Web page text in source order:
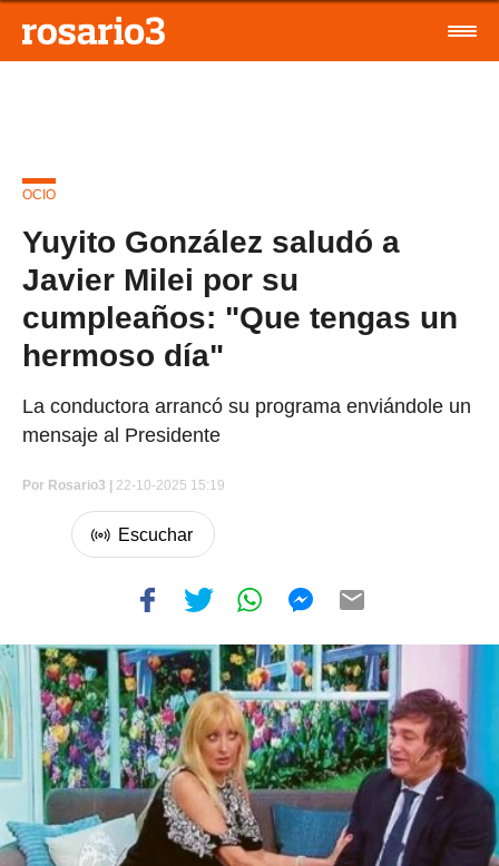
OCIO
Yuyito González saludó a
Javier Milei por su
cumpleaños: "Que tengas un
hermoso día"
La conductora arrancó su programa enviándole un
mensaje al Presidente
Por Rosario3 | 22-10-2025 15:19